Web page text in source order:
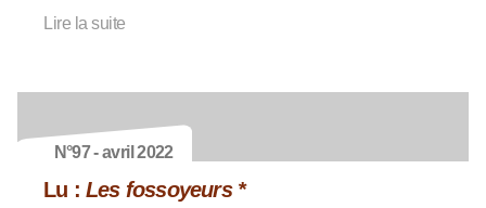
Lire la suite
N°97 - avril 2022
Lu : Les fossoyeurs *